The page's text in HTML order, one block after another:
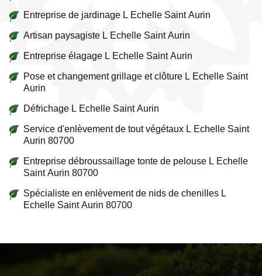
Entreprise de jardinage L Echelle Saint Aurin
Artisan paysagiste L Echelle Saint Aurin
Entreprise élagage L Echelle Saint Aurin
Pose et changement grillage et clôture L Echelle Saint
Aurin
Défrichage L Echelle Saint Aurin
Service d'enlèvement de tout végétaux L Echelle Saint
Aurin 80700
Entreprise débroussaillage tonte de pelouse L Echelle
Saint Aurin 80700
Spécialiste en enlèvement de nids de chenilles L
Echelle Saint Aurin 80700